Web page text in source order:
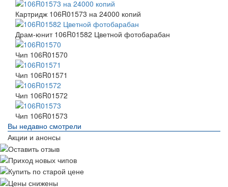
Картридж 106R01573 на 24000 копий
Драм-юнит 106R01582 Цветной фотобарабан
Чип 106R01570
Чип 106R01571
Чип 106R01572
Чип 106R01573
Вы недавно смотрели
Акции и анонсы